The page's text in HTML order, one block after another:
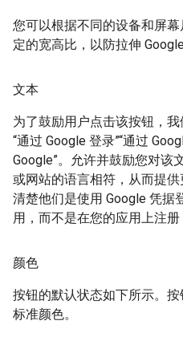
您可以根据不同的设备和屏
定的宽高比，以防拉伸 Google
文本
为了鼓励用户点击该按钮，
“通过 Google 登录”“通过
Google”。允许并鼓励您对该
或网站的语言相符，从而提
清楚他们是使用 Google 凭据
用，而不是在您的应用上注册
颜色
按钮的默认状态如下所示。按
标准颜色。